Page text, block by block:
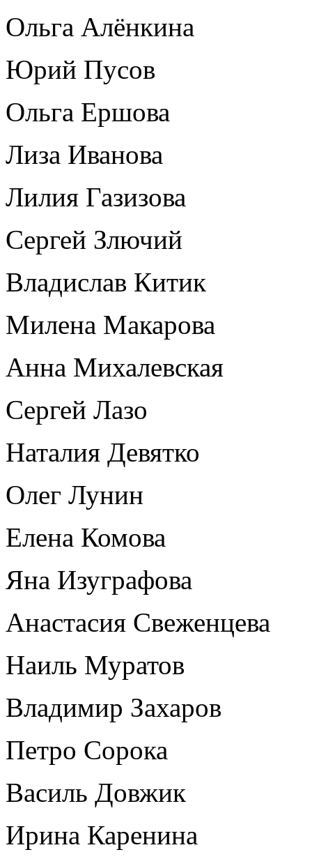
Ольга Алёнкина
Юрий Пусов
Ольга Ершова
Лиза Иванова
Лилия Газизова
Сергей Злючий
Владислав Китик
Милена Макарова
Анна Михалевская
Сергей Лазо
Наталия Девятко
Олег Лунин
Елена Комова
Яна Изуграфова
Анастасия Свеженцева
Наиль Муратов
Владимир Захаров
Петро Сорока
Василь Довжик
Ирина Каренина